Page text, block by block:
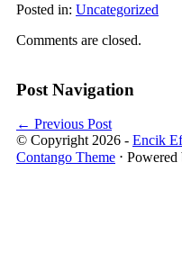
Posted in: Uncategorized
Comments are closed.
Post Navigation
← Previous Post
© Copyright 2026 - Encik
Contango Theme ⋅ Powered